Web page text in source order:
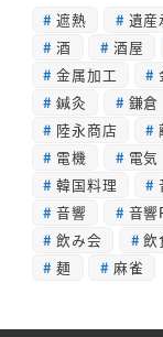
遮熱 遺産
酒
酒屋
金属加工
鍼灸
鎌倉
陸永商店
電機
電気
韓国料理
音響
音響
飲み会
飲
麺
麻雀